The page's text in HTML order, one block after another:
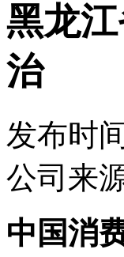
黑龙
治
发布时
公司 来
中国消